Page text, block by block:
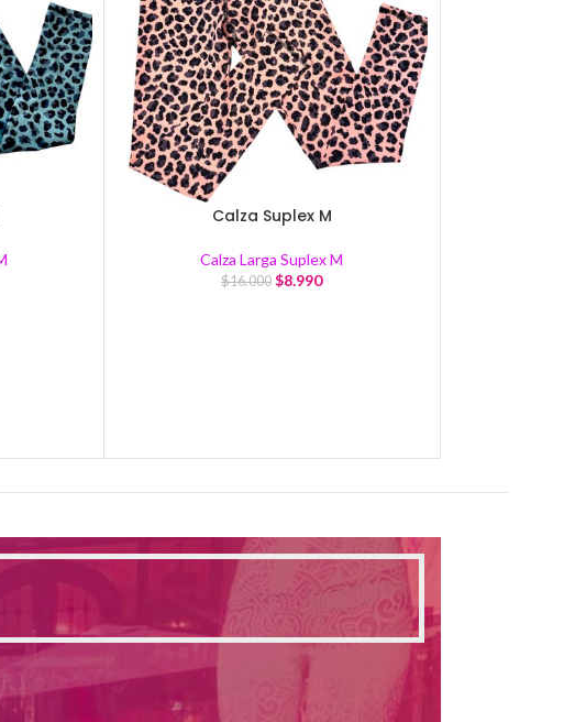
Calza Suplex M
Calza Larga Suplex M
$16.000 $8.990